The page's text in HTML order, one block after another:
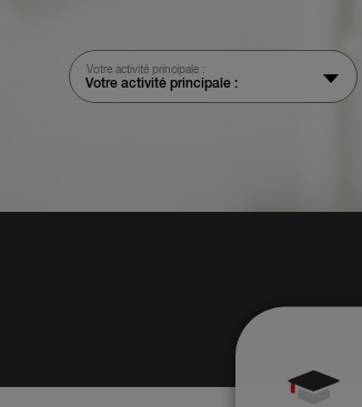
Votre activité principale :
Votre activité principale :